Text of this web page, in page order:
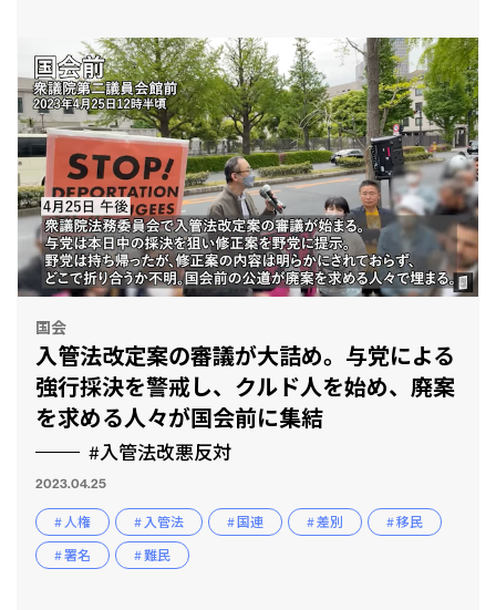
国会
入管法改定案の審議が大詰め。与党による
強行採決を警戒し、クルド人を始め、廃案
を求める人々が国会前に集結
#入管法改悪反対
2023.04.25
# 人権 # 入管法 # 国連 # 差別
# 移民
# 署名
# 難民